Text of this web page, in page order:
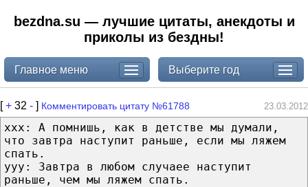
bezdna.su — лучшие цитаты, анекдоты и
приколы из бездны!
Главное меню Выберите год
[+ 32 - ] Комментировать цитату №61788 23.03.2012
xxx: А помнишь, как в детстве мы думали,
что завтра наступит раньше, если мы ляжем
спать.
ууу: Завтра в любом случаее наступит
раньше, чем мы ляжем спать.